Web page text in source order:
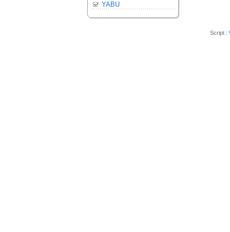
YABU
Script :